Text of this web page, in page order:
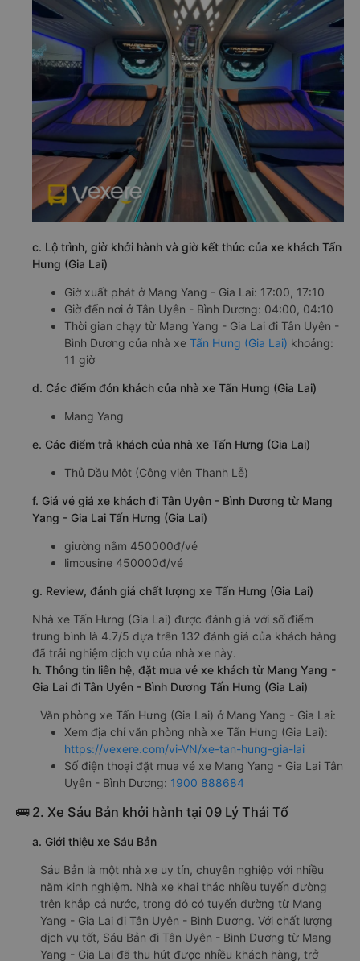
c. Lộ trình, giờ khởi hành và giờ kết thúc của xe khách Tấn
Hưng (Gia Lai)
Giờ xuất phát ở Mang Yang - Gia Lai: 17:00, 17:10
Giờ đến nơi ở Tân Uyên - Bình Dương: 04:00, 04:10
Thời gian chạy từ Mang Yang - Gia Lai đi Tân Uyên -
Bình Dương của nhà xe Tấn Hưng (Gia Lai) khoảng:
11 giờ
d. Các điểm đón khách của nhà xe Tấn Hưng (Gia Lai)
Mang Yang
e. Các điểm trả khách của nhà xe Tấn Hưng (Gia Lai)
Thủ Dầu Một (Công viên Thanh Lễ)
f. Giá vé giá xe khách đi Tân Uyên - Bình Dương từ Mang
Yang - Gia Lai Tấn Hưng (Gia Lai)
giường nằm 450000đ/vé
limousine 450000đ/vé
g. Review, đánh giá chất lượng xe Tấn Hưng (Gia Lai)
Nhà xe Tấn Hưng (Gia Lai) được đánh giá với số điểm
trung bình là 4.7/5 dựa trên 132 đánh giá của khách hàng
đã trải nghiệm dịch vụ của nhà xe này.
h. Thông tin liên hệ, đặt mua vé xe khách từ Mang Yang -
Gia Lai đi Tân Uyên - Bình Dương Tấn Hưng (Gia Lai)
Văn phòng xe Tấn Hưng (Gia Lai) ở Mang Yang - Gia Lai:
Xem địa chỉ văn phòng nhà xe Tấn Hưng (Gia Lai):
https://vexere.com/vi-VN/xe-tan-hung-gia-lai
Số điện thoại đặt mua vé xe Mang Yang - Gia Lai Tân
Uyên - Bình Dương: 1900 888684
🚌 2. Xe Sáu Bản khởi hành tại 09 Lý Thái Tổ
a. Giới thiệu xe Sáu Bản
Sáu Bản là một nhà xe uy tín, chuyên nghiệp với nhiều
năm kinh nghiệm. Nhà xe khai thác nhiều tuyến đường
trên khắp cả nước, trong đó có tuyến đường từ Mang
Yang - Gia Lai đi Tân Uyên - Bình Dương. Với chất lượng
dịch vụ tốt, Sáu Bản đi Tân Uyên - Bình Dương từ Mang
Yang - Gia Lai đã thu hút được nhiều khách hàng, trở